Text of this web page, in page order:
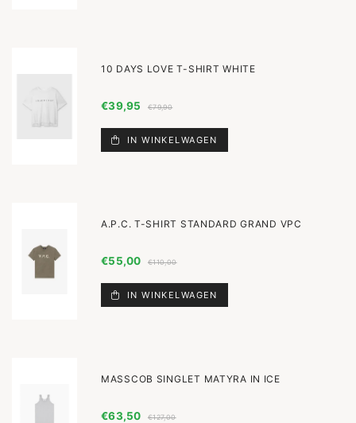
10 DAYS LOVE T-SHIRT WHITE
€39,95 €79,90
IN WINKELWAGEN
A.P.C. T-SHIRT STANDARD GRAND VPC
€55,00 €110,00
IN WINKELWAGEN
MASSCOB SINGLET MATYRA IN ICE
€63,50 €127,00